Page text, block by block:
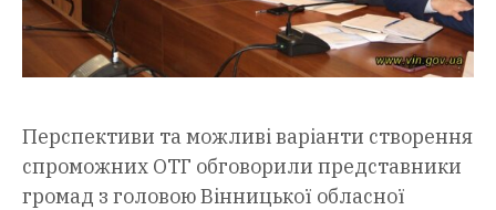
Перспективи та можливі варіанти створення
спроможних ОТГ обговорили представники
громад з головою Вінницької обласної